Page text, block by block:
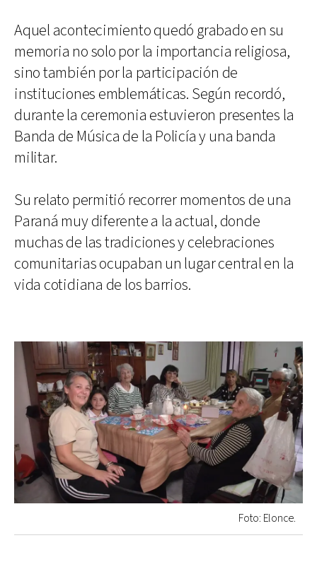
Aquel acontecimiento quedó grabado en su
memoria no solo por la importancia religiosa,
sino también por la participación de
instituciones emblemáticas. Según recordó,
durante la ceremonia estuvieron presentes la
Banda de Música de la Policía y una banda
militar.
Su relato permitió recorrer momentos de una
Paraná muy diferente a la actual, donde
muchas de las tradiciones y celebraciones
comunitarias ocupaban un lugar central en la
vida cotidiana de los barrios.
Foto: Elonce.